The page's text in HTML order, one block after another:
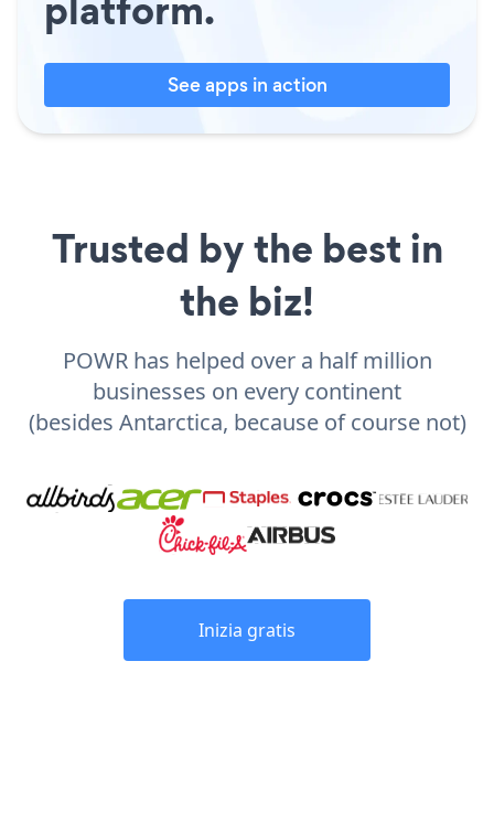
See apps in action
Trusted by the best in
the biz!
POWR has helped over a half million
businesses on every continent
(besides Antarctica, because of course not)
Inizia gratis